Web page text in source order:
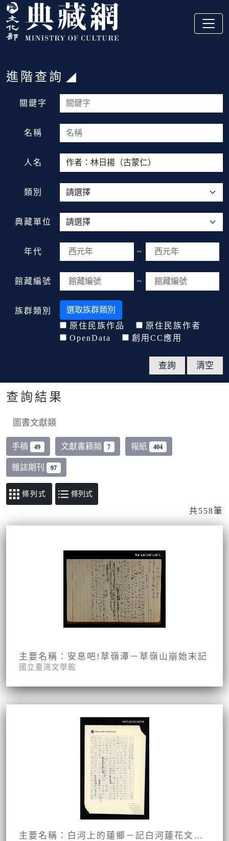
跳到主要內容
:::
:::
進階查詢
關鍵字
名稱
人名
類別
典藏單位
年代 ~
館藏編號 ~
族群類別
選取族群類別
原住民族作品
原住民族作者
OpenData
創用CC應用
查詢結果
圖書文獻類
手稿 49 文獻書籍類 7 報紙 404
雜誌期刊 97
條列式
共558筆
主要名稱：安息吧!草嶺潭－草嶺山崩始末記
國立臺灣文學館
主要名稱：白河上的蓮鄉－記白河蓮花文化節